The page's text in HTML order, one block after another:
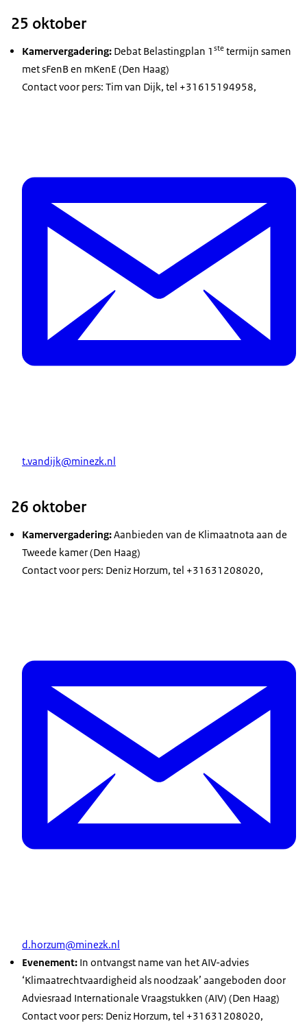
25 oktober
Kamervergadering: Debat Belastingplan 1 ste termijn samen
met sFenB en mKenE (Den Haag)
Contact voor pers: Tim van Dijk, tel +31615194958,
t.vandijk@minezk.nl
26 oktober
Kamervergadering:Aanbieden van de Klimaatnota aan de
Tweede kamer (Den Haag)
Contact voor pers: Deniz Horzum, tel +31631208020,
d.horzum@minezk.nl
Evenement: In ontvangst name van het AIV-advies
‘Klimaatrechtvaardigheid als noodzaak’ aangeboden door
Adviesraad Internationale Vraagstukken (AIV) (Den Haag)
Contact voor pers: Deniz Horzum, tel +31631208020,